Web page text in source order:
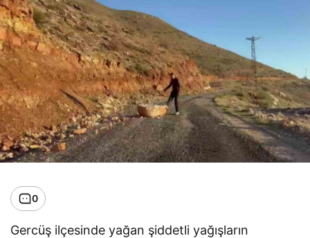
0
Gercüş ilçesinde yağan şiddetli yağışların